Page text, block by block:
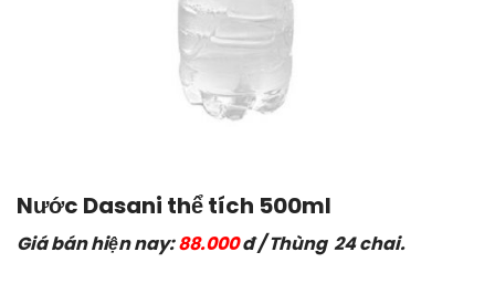
Nước Dasani thể tích 500ml
Giá bán hiện nay:88.000đ / Thùng 24 chai.